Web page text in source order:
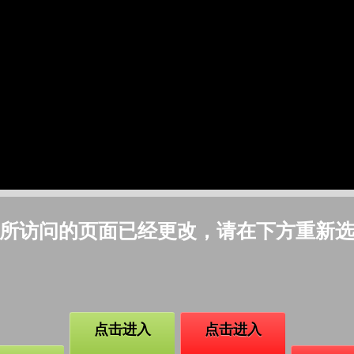
访问的页面已经更改，请在下方重新
点击进入 点击进入